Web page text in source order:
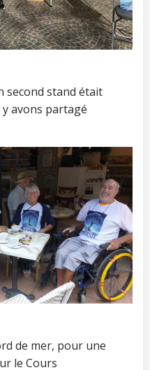
second stand était
avons partagé
de mer, pour une
le Cours